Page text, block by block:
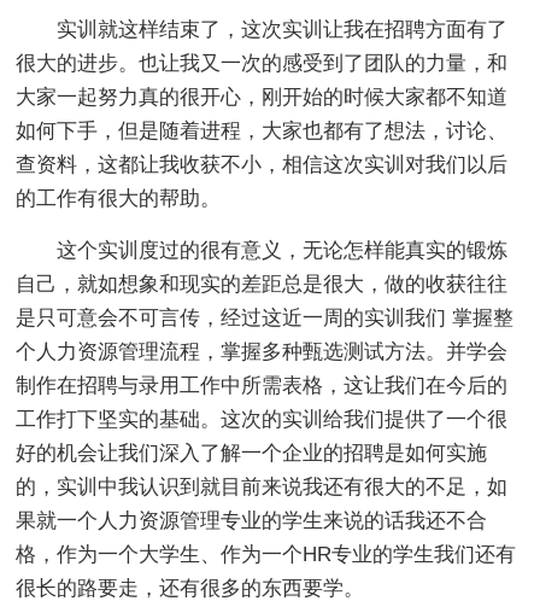
实训就这样结束了，这次实训让我在招聘方面有了
很大的进步。也让我又一次的感受到了团队的力量，和
大家一起努力真的很开心，刚开始的时候大家都不知道
如何下手，但是随着进程，大家也都有了想法，讨论、
查资料，这都让我收获不小，相信这次实训对我们以后
的工作有很大的帮助。
这个实训度过的很有意义，无论怎样能真实的锻炼
自己，就如想象和现实的差距总是很大，做的收获往往
是只可意会不可言传，经过这近一周的实训我们 掌握整
个人力资源管理流程，掌握多种甄选测试方法。并学会
制作在招聘与录用工作中所需表格，这让我们在今后的
工作打下坚实的基础。这次的实训给我们提供了一个很
好的机会让我们深入了解一个企业的招聘是如何实施
的，实训中我认识到就目前来说我还有很大的不足，如
果就一个人力资源管理专业的学生来说的话我还不合
格，作为一个大学生、作为一个HR专业的学生我们还有
很长的路要走，还有很多的东西要学。